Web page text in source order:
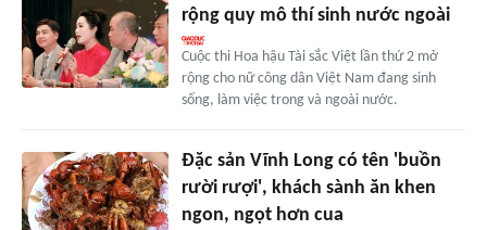
rộng quy mô thí sinh nước ngoài
Cuộc thi Hoa hậu Tài sắc Việt lần thứ 2 mở
rộng cho nữ công dân Việt Nam đang sinh
sống, làm việc trong và ngoài nước.
Đặc sản Vĩnh Long có tên 'buồn
rười rượi', khách sành ăn khen
ngon, ngọt hơn cua